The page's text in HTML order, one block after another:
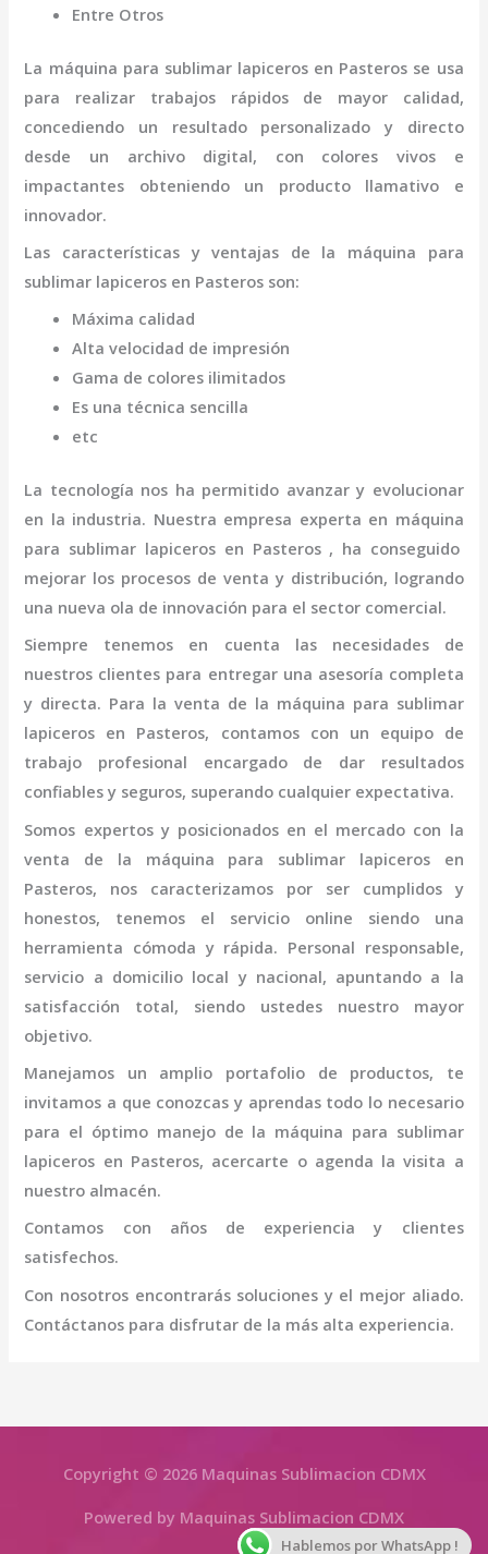
Entre Otros
La máquina para sublimar lapiceros en Pasteros se usa
para realizar trabajos rápidos de mayor calidad,
concediendo un resultado personalizado y directo
desde un archivo digital, con colores vivos e
impactantes obteniendo un producto llamativo e
innovador.
Las características y ventajas de la máquina para
sublimar lapiceros en Pasteros son:
Máxima calidad
Alta velocidad de impresión
Gama de colores ilimitados
Es una técnica sencilla
etc
La tecnología nos ha permitido avanzar y evolucionar
en la industria. Nuestra empresa experta en máquina
para sublimar lapicerosen Pasteros , ha conseguido
mejorar los procesos de venta y distribución, logrando
una nueva ola de innovación para el sector comercial.
Siempre tenemos en cuenta las necesidades de
nuestros clientes para entregar una asesoría completa
y directa. Para la venta de la máquina para sublimar
lapiceros en Pasteros, contamos con un equipo de
trabajo profesional encargado de dar resultados
confiables y seguros, superando cualquier expectativa.
Somos expertos y posicionados en el mercado con la
venta de la máquina para sublimar lapicerosen
Pasteros, nos caracterizamos por ser cumplidos y
honestos, tenemos el servicio online siendo una
herramienta cómoda y rápida. Personal responsable,
servicio a domicilio local y nacional, apuntando a la
satisfacción total, siendo ustedes nuestro mayor
objetivo.
Manejamos un amplio portafolio de productos, te
invitamos a que conozcas y aprendas todo lo necesario
para el óptimo manejo de la máquina para sublimar
lapiceros en Pasteros, acercarte o agenda la visita a
nuestro almacén.
Contamos con años de experiencia y clientes
satisfechos.
Con nosotros encontrarás soluciones y el mejor aliado.
Contáctanos para disfrutar de la más alta experiencia.
Copyright © 2026 Maquinas Sublimacion CDMX
Powered by Maquinas Sublimacion CDMX
Hablemos por WhatsApp !